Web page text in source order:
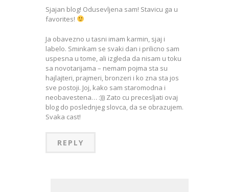
Sjajan blog! Odusevljena sam! Stavicu ga u
favorites!
Ja obavezno u tasni imam karmin, sjaj i
labelo. Sminkam se svaki dan i prilicno sam
uspesna u tome, ali izgleda da nisam u toku
sa novotarijama – nemam pojma sta su
hajlajteri, prajmeri, bronzeri i ko zna sta jos
sve postoji. Joj, kako sam staromodna i
neobavestena… :))) Zato cu precesljati ovaj
blog do poslednjeg slovca, da se obrazujem.
Svaka cast!
REPLY